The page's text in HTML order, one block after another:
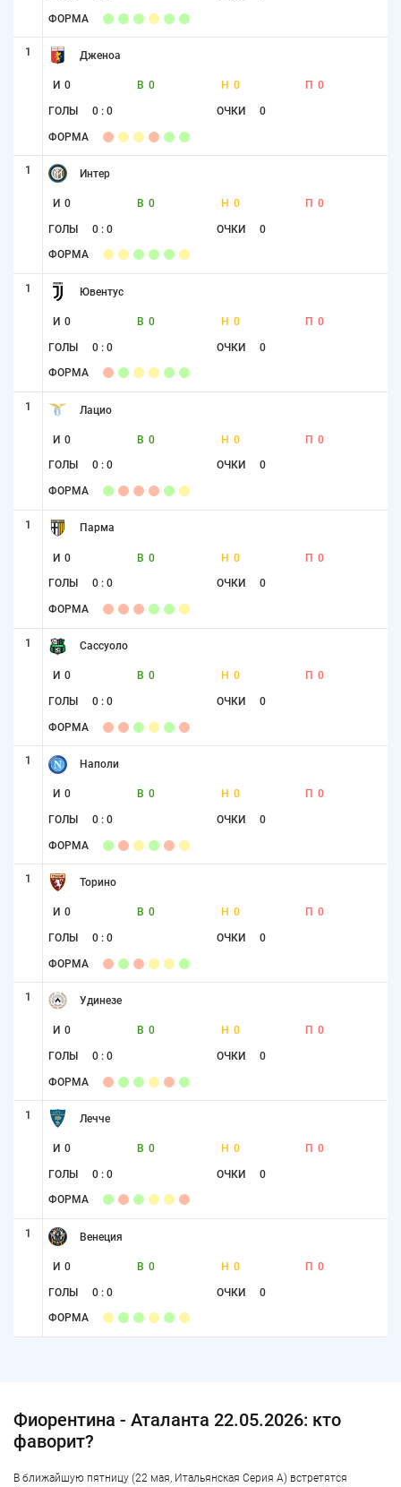
ФОРМА
1 Дженоа
И 0 В 0 Н 0 П 0
ГОЛЫ 0 : 0 ОЧКИ 0
ФОРМА
1 Интер
И 0 В 0 Н 0 П 0
ГОЛЫ 0 : 0 ОЧКИ 0
ФОРМА
1 Ювентус
И 0 В 0 Н 0 П 0
ГОЛЫ 0 : 0 ОЧКИ 0
ФОРМА
1 Лацио
И 0 В 0 Н 0 П 0
ГОЛЫ 0 : 0 ОЧКИ 0
ФОРМА
1 Парма
И 0 В 0 Н 0 П 0
ГОЛЫ 0 : 0 ОЧКИ 0
ФОРМА
1 Сассуоло
И 0 В 0 Н 0 П 0
ГОЛЫ 0 : 0 ОЧКИ 0
ФОРМА
1 Наполи
И 0 В 0 Н 0 П 0
ГОЛЫ 0 : 0 ОЧКИ 0
ФОРМА
1 Торино
И 0 В 0 Н 0 П 0
ГОЛЫ 0 : 0 ОЧКИ 0
ФОРМА
1 Удинезе
И 0 В 0 Н 0 П 0
ГОЛЫ 0 : 0 ОЧКИ 0
ФОРМА
1 Лечче
И 0 В 0 Н 0 П 0
ГОЛЫ 0 : 0 ОЧКИ 0
ФОРМА
1 Венеция
И 0 В 0 Н 0 П 0
ГОЛЫ 0 : 0 ОЧКИ 0
ФОРМА
Фиорентина - Аталанта 22.05.2026: кто
фаворит?
В ближайшую пятницу (22 мая, Итальянская Серия А) встретятся